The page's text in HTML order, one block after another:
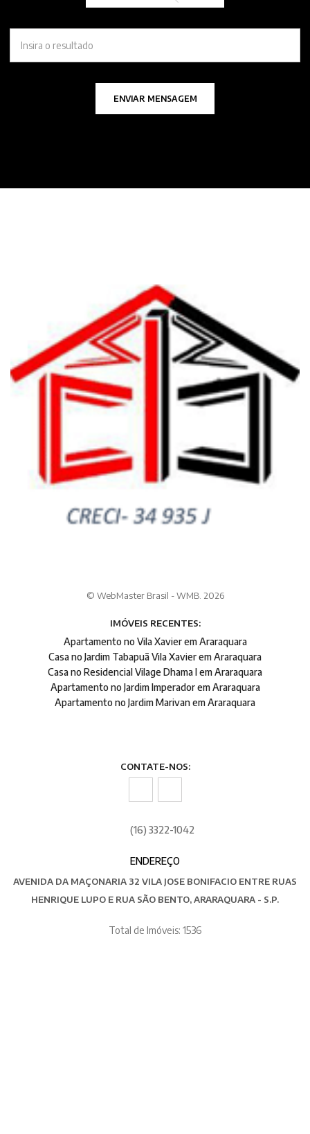
ENVIAR MENSAGEM
© WebMaster Brasil - WMB. 2026
IMÓVEIS RECENTES:
Apartamento no Vila Xavier em Araraquara
Casa no Jardim Tabapuã Vila Xavier em Araraquara
Casa no Residencial Vilage Dhama I em Araraquara
Apartamento no Jardim Imperador em Araraquara
Apartamento no Jardim Marivan em Araraquara
CONTATE-NOS:
(16) 3322-1042
ENDEREÇO
AVENIDA DA MAÇONARIA 32 VILA JOSE BONIFACIO ENTRE RUAS
HENRIQUE LUPO E RUA SÃO BENTO, ARARAQUARA - S.P.
Total de Imóveis: 1536